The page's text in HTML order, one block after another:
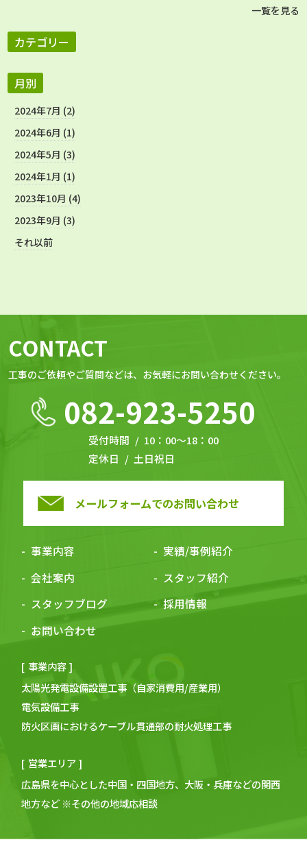
一覧を見る
カテゴリー
月別
2024年7月 (2)
2024年6月 (1)
2024年5月 (3)
2024年1月 (1)
2023年10月 (4)
2023年9月 (3)
それ以前
CONTACT
⼯事のご依頼やご質問などは、お気軽にお問い合わせください。
082-923-5250
受付時間
10：00～18：00
定休日
土日祝日
メールフォームでのお問い合わせ
事業内容
実績/事例紹介
会社案内
スタッフ紹介
スタッフブログ
採用情報
お問い合わせ
事業内容
太陽光発電設備設置工事 （自家消費用/産業用）
電気設備工事
防火区画におけるケーブル貫通部の耐火処理工事
営業エリア
広島県を中心とした中国・四国地方、大阪・兵庫などの関⻄
地方など ※その他の地域応相談